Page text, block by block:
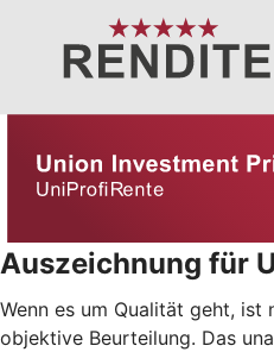
Auszeichnung für
Wenn es um Qualität geht,
objektive Beurteilung. Das